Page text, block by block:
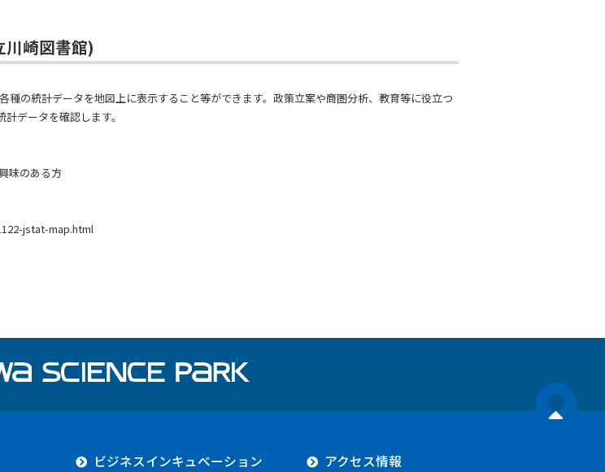
川崎図書館)
種の統計データを地図上に表示すること等ができます。政策立案や商圏分析、教育等に役立つ
データを確認します。
味のある方
jstat-map.html
ビジネスインキュベーション アクセス情報